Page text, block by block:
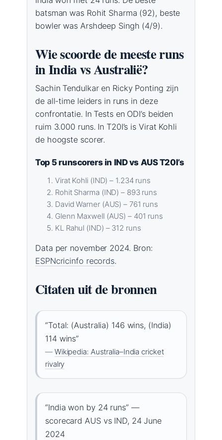
batsman was Rohit Sharma (92), beste
bowler was Arshdeep Singh (4/9).
Wie scoorde de meeste runs
in India vs Australië?
Sachin Tendulkar en Ricky Ponting zijn
de all-time leiders in runs in deze
confrontatie. In Tests en ODI’s beiden
ruim 3.000 runs. In T20I’s is Virat Kohli
de hoogste scorer.
Top 5 runscorers in IND vs AUS T20I’s
Virat Kohli (IND) – 1.234 runs
Rohit Sharma (IND) – 893 runs
David Warner (AUS) – 761 runs
Glenn Maxwell (AUS) – 401 runs
KL Rahul (IND) – 312 runs
Data per november 2024. Bron:
ESPNcricinfo records.
Citaten uit de bronnen
“Total: (Australia) 146 wins, (India)
114 wins”
— Wikipedia: Australia–India cricket
rivalry
“India won by 24 runs” —
scorecard AUS vs IND, 24 June
2024